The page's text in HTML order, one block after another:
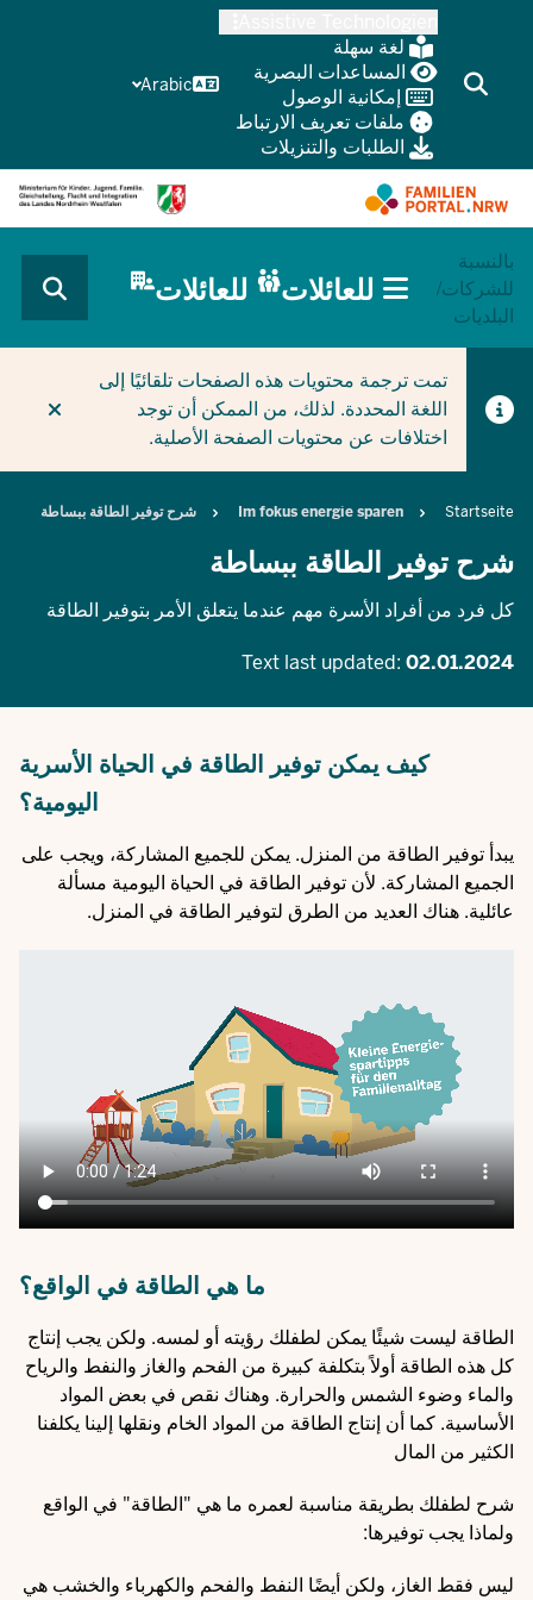
content
لغة سهلة
المساعدات البصرية
إمكانية الوصول
ملفات تعريف الارتباط
الطلبات والتنزيلات
Arabic
بالنسبة
للشركات/
البلديات
CURRENT SECTION للعائلات
HAUPTNAVIGATION
(BÜRGERBEREICH
للعائلات للعائلات
تمت ترجمة محتويات هذه الصفحات تلقائيًا إلى
اللغة المحددة. لذلك، من الممكن أن توجد
اختلافات عن محتويات الصفحة الأصلية.
Breadcrumb
Startseite
Im fokus energie sparen شرح توفير الطاقة ببساطة
شرح توفير الطاقة ببساطة
كل فرد من أفراد الأسرة مهم عندما يتعلق الأمر بتوفير الطاقة
Text last updated: 02.01.2024
كيف يمكن توفير الطاقة في الحياة الأسرية
اليومية؟
يبدأ توفير الطاقة من المنزل. يمكن للجميع المشاركة، ويجب على
الجميع المشاركة. لأن توفير الطاقة في الحياة اليومية مسألة
عائلية. هناك العديد من الطرق لتوفير الطاقة في المنزل.
ما هي الطاقة في الواقع؟
الطاقة ليست شيئًا يمكن لطفلك رؤيته أو لمسه. ولكن يجب إنتاج
كل هذه الطاقة أولاً بتكلفة كبيرة من الفحم والغاز والنفط والرياح
والماء وضوء الشمس والحرارة. وهناك نقص في بعض المواد
الأساسية. كما أن إنتاج الطاقة من المواد الخام ونقلها إلينا يكلفنا
الكثير من المال
شرح لطفلك بطريقة مناسبة لعمره ما هي "الطاقة" في الواقع
ولماذا يجب توفيرها:
ليس فقط الغاز، ولكن أيضًا النفط والفحم والكهرباء والخشب هي